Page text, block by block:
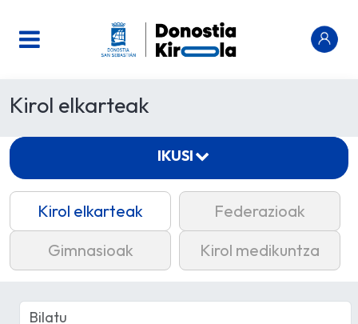
Kirol elkarteak
Kirol elkarteak
Federazioak
Gimnasioak
Kirol medikuntza
IKUSI